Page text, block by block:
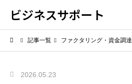
ビジネスサポート
記事一覧 ファクタリング・資金調達
2026.05.23